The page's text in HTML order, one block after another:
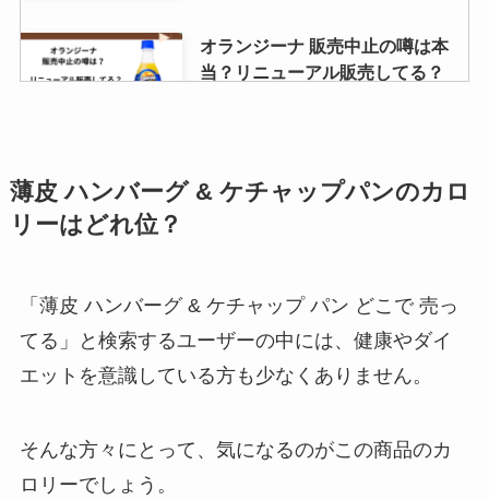
オランジーナ 販売中止の噂は本
当？リニューアル販売してる？
パンでグラタン販売中止は本当？
悪いって本当？
生ラムネは販売中止？売っていな
薄皮 ハンバーグ & ケチャップパンのカロ
リーはどれ位？
「薄皮 ハンバーグ & ケチャップ パン どこで 売っ
てる」と検索するユーザーの中には、健康やダイ
エットを意識している方も少なくありません。
そんな方々にとって、気になるのがこの商品のカ
ロリーでしょう。